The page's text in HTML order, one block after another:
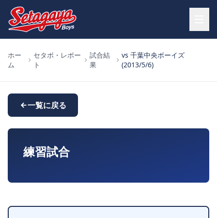
ホー
ム
セタボ・レポー
ト
試合結
果
vs 千葉中央ボーイズ
(2013/5/6)
一覧に戻る
練習試合